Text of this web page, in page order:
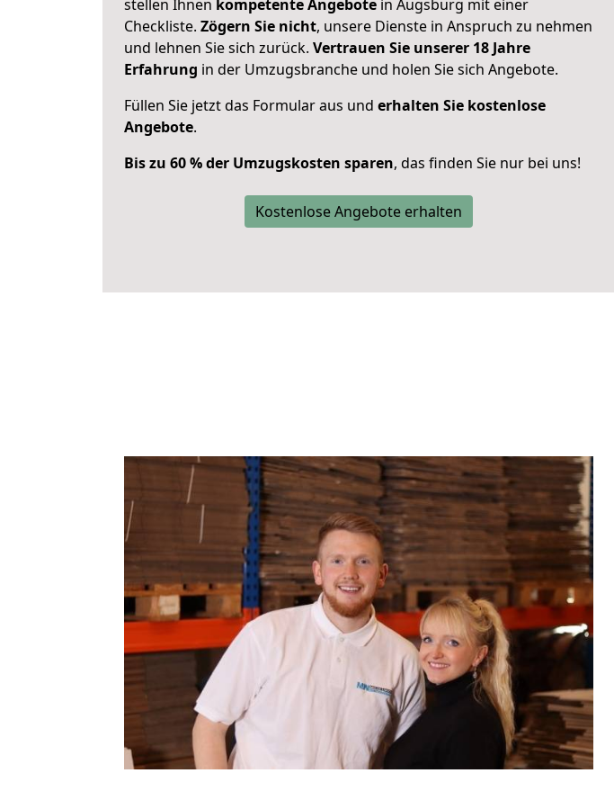
stellen Ihnen kompetente Angebote in Augsburg mit einer
Checkliste. Zögern Sie nicht, unsere Dienste in Anspruch zu nehmen
und lehnen Sie sich zurück. Vertrauen Sie unserer 18 Jahre
Erfahrung in der Umzugsbranche und holen Sie sich Angebote.
Füllen Sie jetzt das Formular aus und erhalten Sie kostenlose
Angebote.
Bis zu 60 % der Umzugskosten sparen, das finden Sie nur bei uns!
Kostenlose Angebote erhalten